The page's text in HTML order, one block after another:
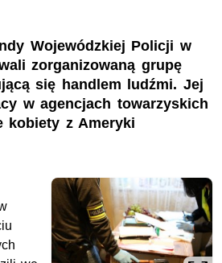
Wojewódzkiej Policji w
zorganizowaną grupę
się handlem ludźmi. Jej
w agencjach towarzyskich
kobiety z Ameryki